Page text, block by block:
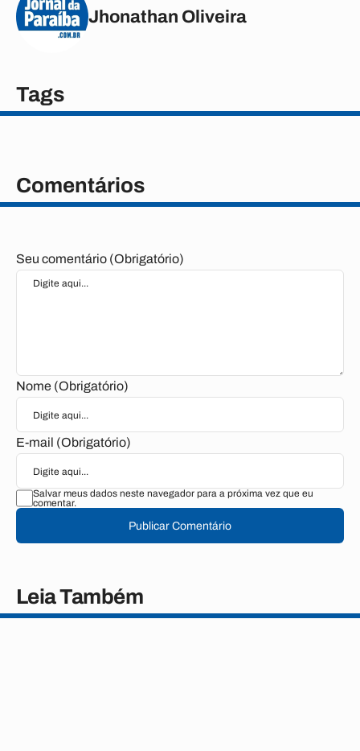
Jhonathan Oliveira
Tags
Comentários
Seu comentário (Obrigatório)
Nome (Obrigatório)
E-mail (Obrigatório)
Salvar meus dados neste navegador para a próxima vez que eu
comentar.
Publicar Comentário
Leia Também